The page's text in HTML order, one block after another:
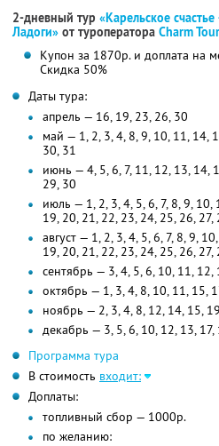
2-дневный тур «Карельское
Ладоги» от туроператора Charm Tour
Купон за 1870р. и доплата на
Скидка 50%
Даты тура:
апрель — 16, 19, 23, 26, 30
май — 1, 2, 3, 4, 8, 9, 10, 11, 14,
30, 31
июнь — 4, 5, 6, 7, 11, 12, 13, 14,
29, 30
июль — 1, 2, 3, 4, 5, 6, 7, 8, 9,
19, 20, 21, 22, 23, 24, 25, 26, 27,
август — 1, 2, 3, 4, 5, 6, 7, 8, 9,
19, 20, 21, 22, 23, 24, 25, 26, 27,
сентябрь — 3, 4, 5, 6, 10, 11,
октябрь — 1, 3, 4, 8, 10, 11, 15,
ноябрь — 2, 3, 4, 8, 12, 14, 15,
декабрь — 3, 5, 6, 10, 12, 13,
Программа тура
В стоимость входит:
Доплаты:
топливный сбор — 1000р.
по желанию: